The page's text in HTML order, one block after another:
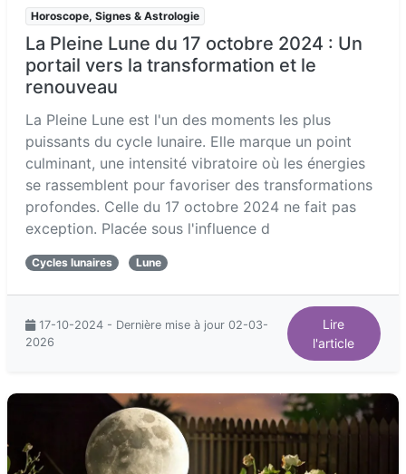
Horoscope, Signes & Astrologie
La Pleine Lune du 17 octobre 2024 : Un
portail vers la transformation et le
renouveau
La Pleine Lune est l'un des moments les plus
puissants du cycle lunaire. Elle marque un point
culminant, une intensité vibratoire où les énergies
se rassemblent pour favoriser des transformations
profondes. Celle du 17 octobre 2024 ne fait pas
exception. Placée sous l'influence d
Cycles lunaires Lune
17-10-2024 - Dernière mise à jour 02-03-
2026
Lire
l'article